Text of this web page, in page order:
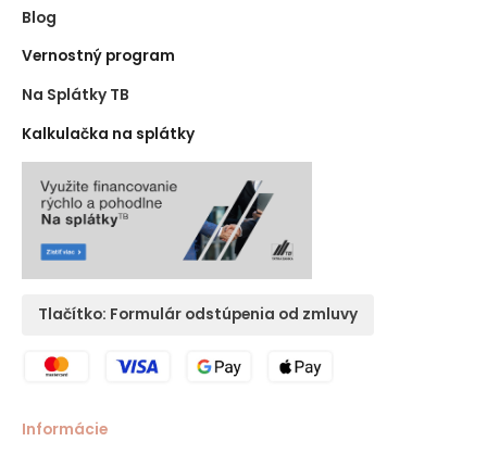
Blog
Vernostný program
Na Splátky TB
Kalkulačka na splátky
Tlačítko: Formulár odstúpenia od zmluvy
Informácie